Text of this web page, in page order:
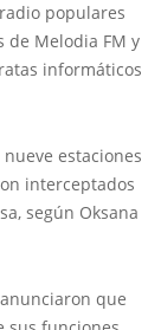
populares
de Melodia FM y
informáticos
estaciones
interceptados
según Oksana
que